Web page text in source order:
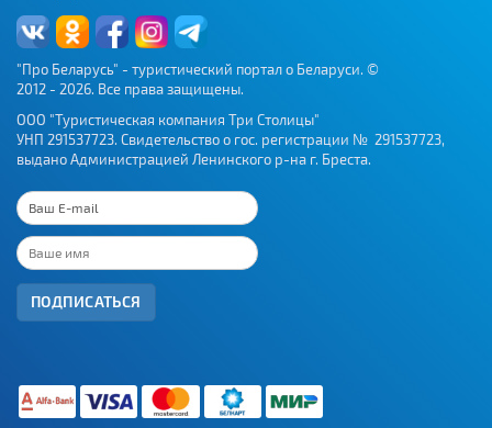
"Про Беларусь" - туристический портал о Беларуси. ©
2012 - 2026. Все права защищены.
ООО "Туристическая компания Три Столицы"
УНП 291537723. Свидетельство о гос. регистрации № 291537723,
выдано Администрацией Ленинского р-на г. Бреста.
ПОДПИСАТЬСЯ